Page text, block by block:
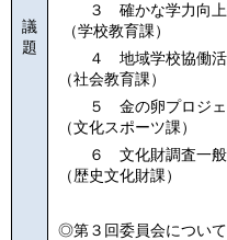
議
題
３ 確かな学力向
（学校教育課）
４ 地域学校協働活
（社会教育課）
５ 金の卵プロジ
（文化スポーツ課）
６ 文化財
（歴史文化財課）
◎第３回委員会について